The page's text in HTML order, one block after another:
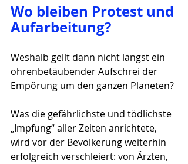
Wo bleiben Protest und
Aufarbeitung?
Weshalb gellt dann nicht längst ein
ohrenbetäubender Aufschrei der
Empörung um den ganzen Planeten?
Was die gefährlichste und tödlichste
„Impfung“ aller Zeiten anrichtete,
wird vor der Bevölkerung weiterhin
erfolgreich verschleiert: von Ärzten,